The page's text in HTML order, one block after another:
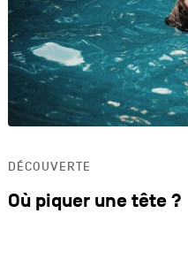
DYNAMISME
EDUCATION
DÉCOUVERTE
Où piquer une tête ?